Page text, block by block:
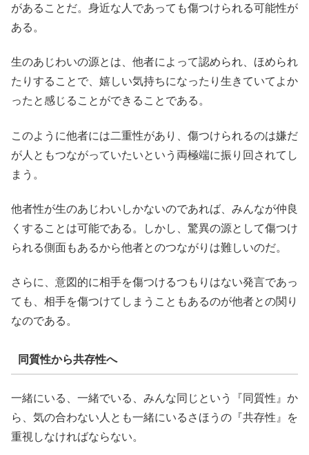
があることだ。身近な人であっても傷つけられる可能性が
ある。
生のあじわいの源とは、他者によって認められ、ほめられ
たりすることで、嬉しい気持ちになったり生きていてよか
ったと感じることができることである。
このように他者には二重性があり、傷つけられるのは嫌だ
が人ともつながっていたいという両極端に振り回されてし
まう。
他者性が生のあじわいしかないのであれば、みんなが仲良
くすることは可能である。しかし、驚異の源として傷つけ
られる側面もあるから他者とのつながりは難しいのだ。
さらに、意図的に相手を傷つけるつもりはない発言であっ
ても、相手を傷つけてしまうこともあるのが他者との関り
なのである。
同質性から共存性へ
一緒にいる、一緒でいる、みんな同じという『同質性』か
ら、気の合わない人とも一緒にいるさほうの『共存性』を
重視しなければならない。